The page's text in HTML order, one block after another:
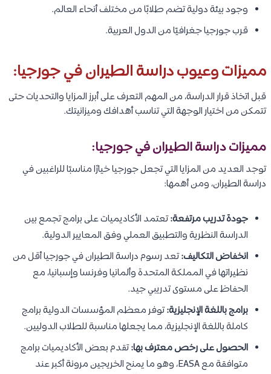
وجود بيئة دولية تضم طلابًا من مختلف أنحاء العالم.
قرب جورجيا جغرافيًا من الدول العربية.
مميزات وعيوب دراسة الطيران في جورجيا:
قبل اتخاذ قرار الدراسة، من المهم التعرف على أبرز المزايا والتحديات حتى
تتمكن من اختيار الوجهة التي تناسب أهدافك وميزانيتك.
مميزات دراسة الطيران في جورجيا:
توجد العديد من المزايا التي تجعل جورجيا خيارًا مناسبًا للراغبين في
دراسة الطيران، ومن أهمها:
جودة تدريب مرتفعة:تعتمد الأكاديميات على برامج تجمع بين
الدراسة النظرية والتطبيق العملي وفق المعايير الدولية.
انخفاض التكاليف:تعد رسوم دراسة الطيران في جورجيا أقل من
نظيراتها في المملكة المتحدة وألمانيا وفرنسا وإسبانيا، مع
الحفاظ على مستوى تدريبي جيد.
برامج باللغة الإنجليزية:توفر معظم المؤسسات الدولية برامج
كاملة باللغة الإنجليزية، مما يجعلها مناسبة للطلاب الدوليين.
الحصول على رخص معترف بها:تقدم بعض الأكاديميات برامج
متوافقة مع EASA، وهو ما يمنح الخريجين مرونة أكبر عند